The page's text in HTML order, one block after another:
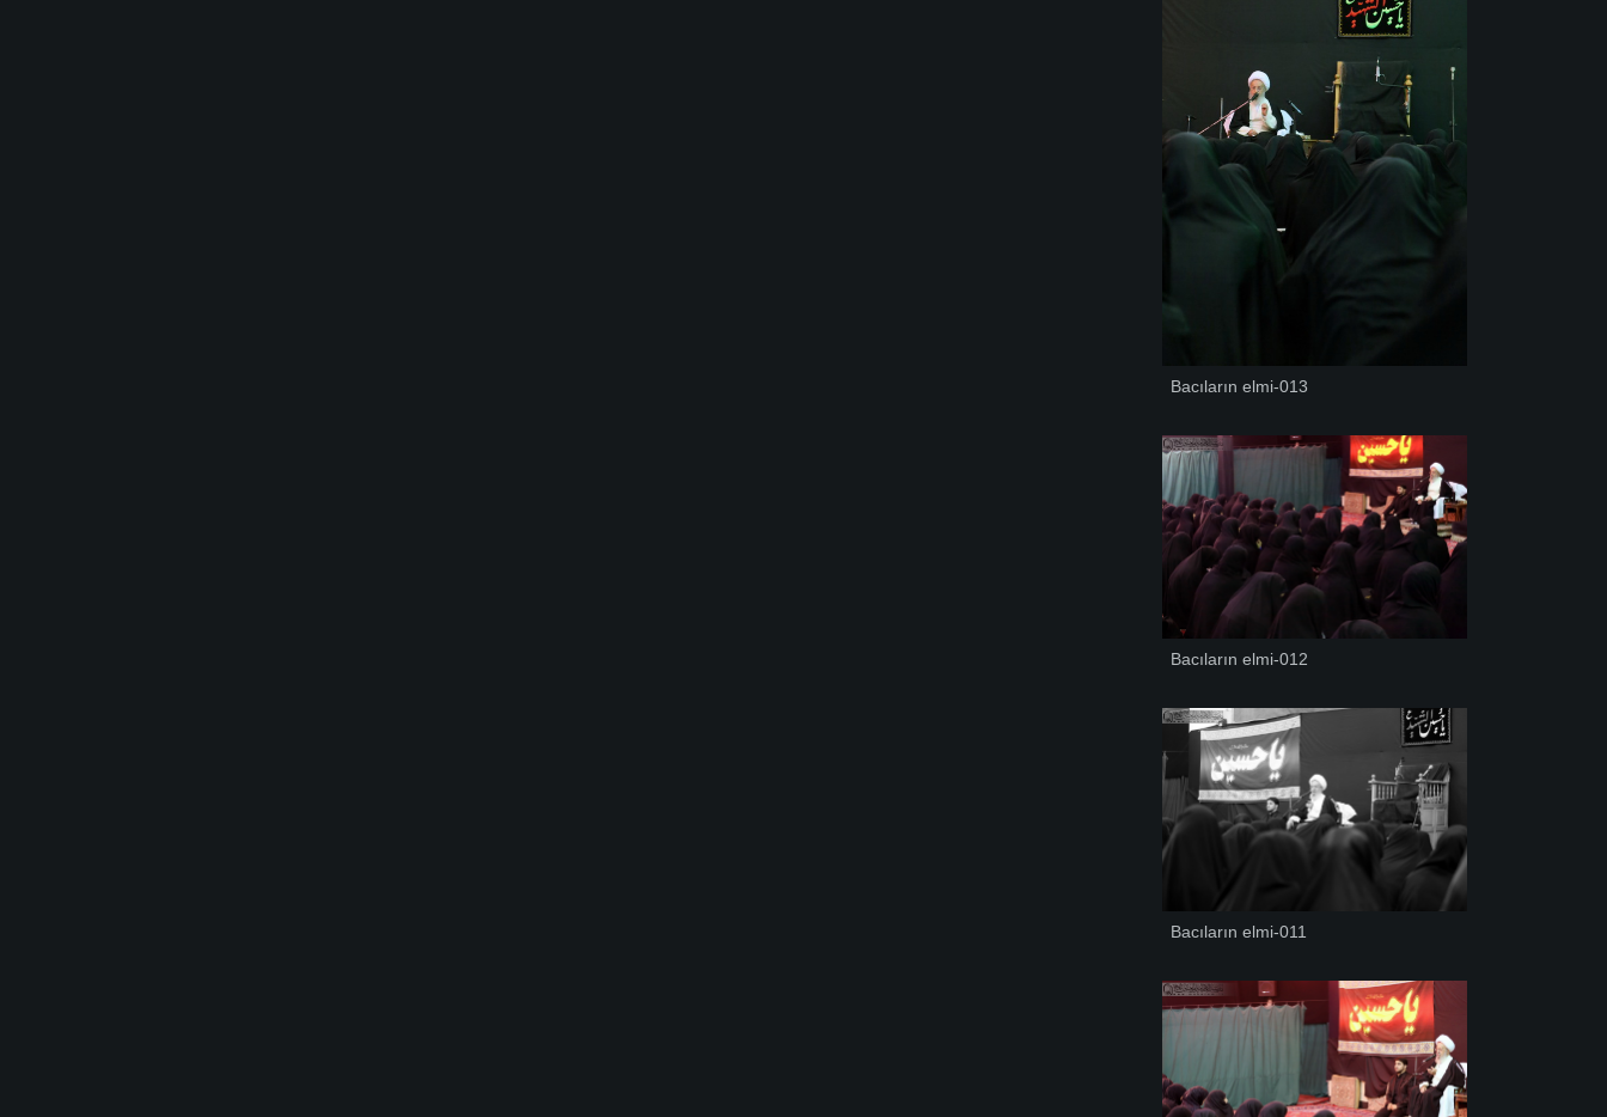
Bacıların elmi-013
Bacıların elmi-012
Bacıların elmi-011